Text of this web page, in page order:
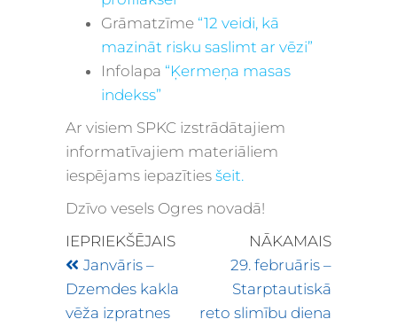
Grāmatzīme “12 veidi, kā
mazināt risku saslimt ar vēzi”
Infolapa “Ķermeņa masas
indekss”
Ar visiem SPKC izstrādātajiem
informatīvajiem materiāliem
iespējams iepazīties šeit.
Dzīvo vesels Ogres novadā!
IEPRIEKŠĒJAIS
Janvāris –
Dzemdes kakla
vēža izpratnes
NĀKAMAIS
29. februāris –
Starptautiskā
reto slimību diena